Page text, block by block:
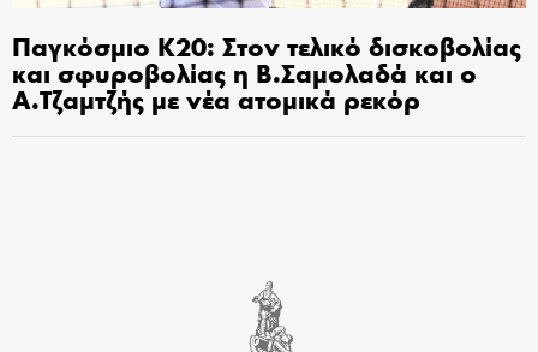
Παγκόσμιο Κ20: Στον τελικό δισκοβολίας
και σφυροβολίας η Β.Σαμολαδά και ο
Α.Τζαμτζής με νέα ατομικά ρεκόρ